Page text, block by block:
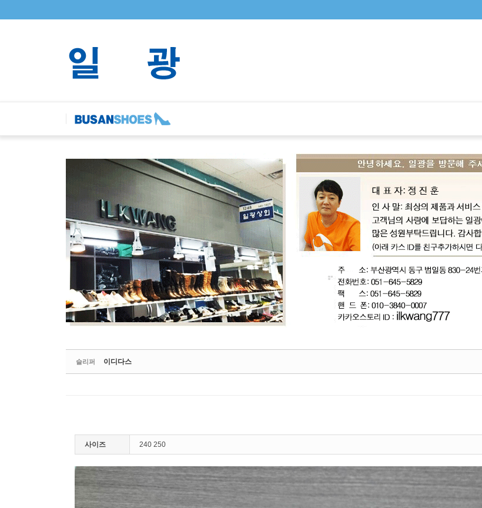
슬리퍼 이디다스
사이즈 240 250